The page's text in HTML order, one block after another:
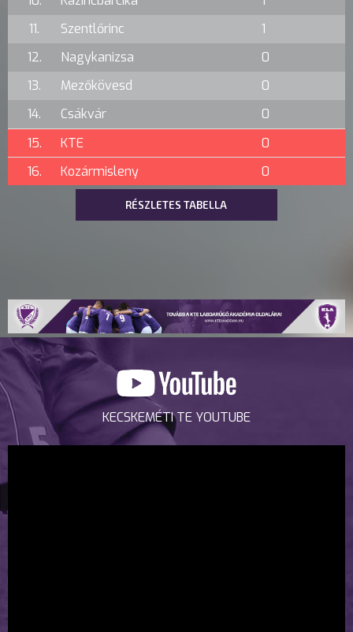
11.
Szentlőrinc
1
12.
Nagykanizsa
0
13.
Mezőkövesd
0
14.
Csákvár
0
15.
KTE
0
16.
Kozármisleny 0
RÉSZLETES TABELLA
KECSKEMÉTI TE YOUTUBE